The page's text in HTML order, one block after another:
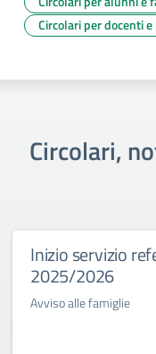
Circolari per docenti e
Circolari,
Inizio servizio
2025/2026
Avviso alle famiglie